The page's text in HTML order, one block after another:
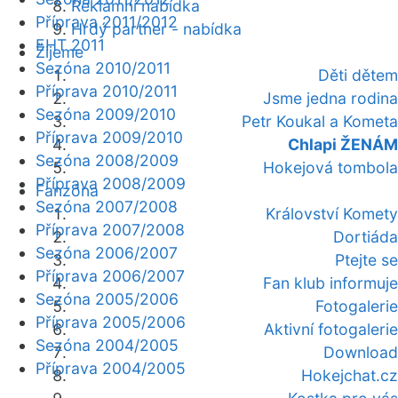
Reklamní nabídka
Hrdý partner - nabídka
Žijeme
Děti dětem
Jsme jedna rodina
Petr Koukal a Kometa
Chlapi ŽENÁM
Hokejová tombola
Fanzóna
Království Komety
Dortiáda
Ptejte se
Fan klub informuje
Fotogalerie
Aktivní fotogalerie
Download
Hokejchat.cz
Příprava 2011/2012
EHT 2011
Sezóna 2010/2011
Příprava 2010/2011
Sezóna 2009/2010
Příprava 2009/2010
Sezóna 2008/2009
Příprava 2008/2009
Sezóna 2007/2008
Příprava 2007/2008
Sezóna 2006/2007
Příprava 2006/2007
Sezóna 2005/2006
Příprava 2005/2006
Sezóna 2004/2005
Příprava 2004/2005